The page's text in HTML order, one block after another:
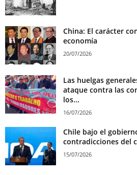
China: El carácter
economía
20/07/2026
Las huelgas
ataque contra las
los...
16/07/2026
Chile bajo el
contradicciones del
15/07/2026